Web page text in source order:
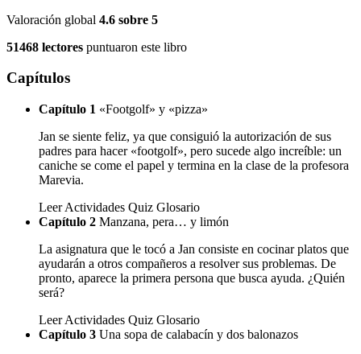
Valoración global 4.6 sobre 5
51468 lectores puntuaron este libro
Capítulos
Capítulo 1 «Footgolf» y «pizza»
Jan se siente feliz, ya que consiguió la autorización de sus
padres para hacer «footgolf», pero sucede algo increíble: un
caniche se come el papel y termina en la clase de la profesora
Marevia.
Leer Actividades Quiz Glosario
Capítulo 2 Manzana, pera… y limón
La asignatura que le tocó a Jan consiste en cocinar platos que
ayudarán a otros compañeros a resolver sus problemas. De
pronto, aparece la primera persona que busca ayuda. ¿Quién
será?
Leer Actividades Quiz Glosario
Capítulo 3 Una sopa de calabacín y dos balonazos